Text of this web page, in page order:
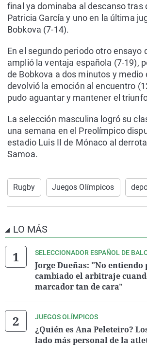
final ya dominaba al descanso tras
Patricia García y uno en la última
Bobkova (7-14).
En el segundo periodo otro ensayo
amplió la ventaja española (7-19),
de Bobkova a dos minutos y medio
devolvió la emoción al encuentro
pudo aguantar y mantener el
La selección masculina logró su
una semana en el Preolímpico
estadio Luis II de Mónaco al
Samoa.
Rugby Juegos Olímpicos
LO MÁS
SELECCIONADOR ESPAÑOL DE
Jorge Dueñas: "No entiendo
cambiado el arbitraje
marcador tan de cara"
JUEGOS OLÍMPICOS
¿Quién es Ana Peleteiro?
lado más personal de la